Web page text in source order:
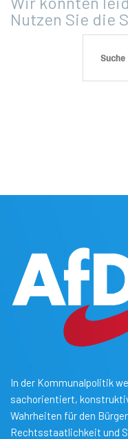
Nutzen Sie die
In der Kommunalpolitik
sachorientiert,
Wahrheiten für den
Rechtsstaatlichkeit und